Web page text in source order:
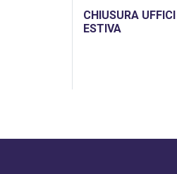
CHIUSURA
ESTIVA